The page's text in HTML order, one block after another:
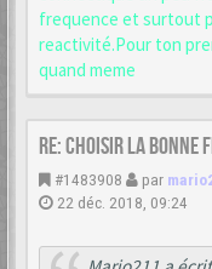
frequence et surtout
reactivité.Pour ton
quand meme
Re: choisir la bonne
#1483908 par
22 déc. 2018, 09:24